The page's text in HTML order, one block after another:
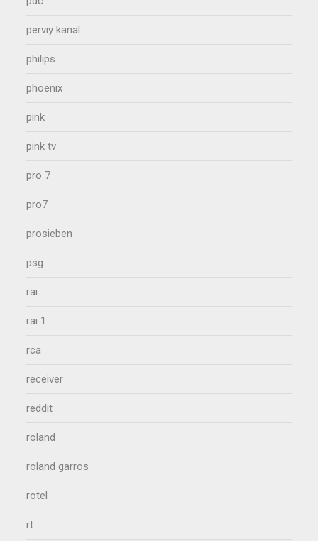
perviy kanal
philips
phoenix
pink
pink tv
pro 7
pro7
prosieben
psg
rai
rai 1
rca
receiver
reddit
roland
roland garros
rotel
rt